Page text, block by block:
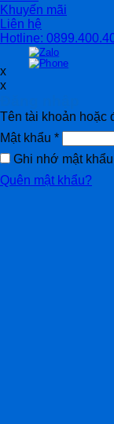
Khuyến mãi
Liên hệ
Hotline:
x
x
Tên tài khoản hoặc
Mật khẩu *
Ghi nhớ mật khẩu
Quên mật khẩu?